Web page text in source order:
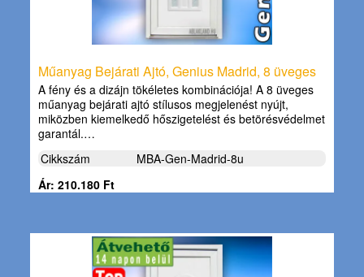
Műanyag Bejárati Ajtó, Genius Madrid, 8 üveges
A fény és a dizájn tökéletes kombinációja! A 8 üveges
műanyag bejárati ajtó stílusos megjelenést nyújt,
miközben kiemelkedő hőszigetelést és betörésvédelmet
garantál.…
Cikkszám
MBA-Gen-Madrid-8u
Ár: 210.180 Ft